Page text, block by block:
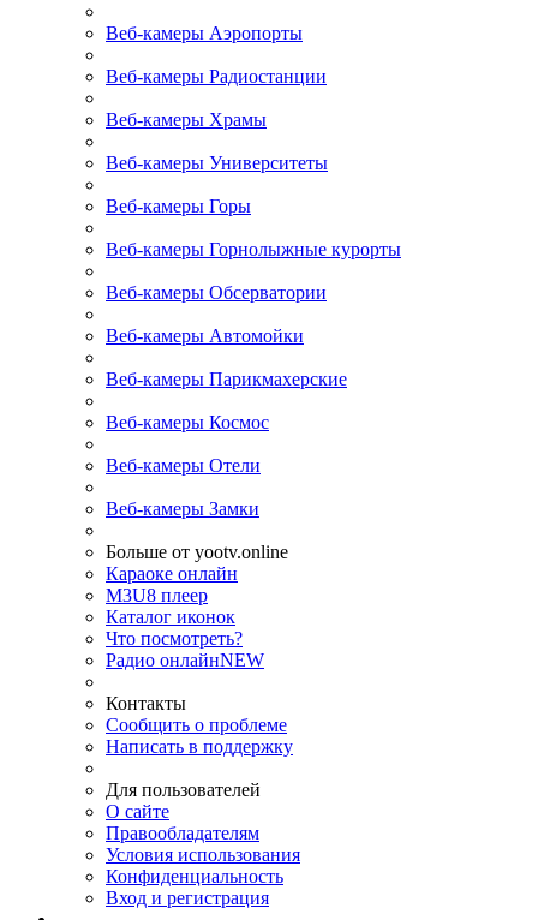
Веб-камеры Аэропорты
Веб-камеры Радиостанции
Веб-камеры Храмы
Веб-камеры Университеты
Веб-камеры Горы
Веб-камеры Горнолыжные курорты
Веб-камеры Обсерватории
Веб-камеры Автомойки
Веб-камеры Парикмахерские
Веб-камеры Космос
Веб-камеры Отели
Веб-камеры Замки
Больше от yootv.online
Караоке онлайн
M3U8 плеер
Каталог иконок
Что посмотреть?
Радио онлайнNEW
Контакты
Сообщить о проблеме
Написать в поддержку
Для пользователей
О сайте
Правообладателям
Условия использования
Конфиденциальность
Вход и регистрация